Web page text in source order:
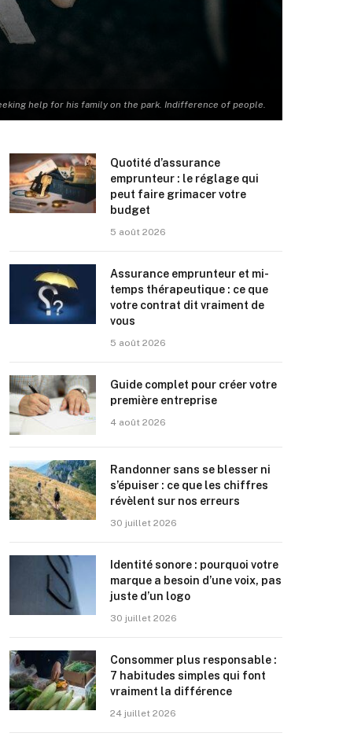
help for his family on the park. Indifference of people.
Quotité d’assurance
emprunteur : le réglage qui
peut faire grimacer votre
budget
5 août 2026
Assurance emprunteur et mi-
temps thérapeutique : ce que
votre contrat dit vraiment de
vous
5 août 2026
Guide complet pour créer votre
première entreprise
4 août 2026
Randonner sans se blesser ni
s’épuiser : ce que les chiffres
révèlent sur nos erreurs
30 juillet 2026
Identité sonore : pourquoi votre
marque a besoin d’une voix, pas
juste d’un logo
30 juillet 2026
Consommer plus responsable :
7 habitudes simples qui font
vraiment la différence
24 juillet 2026